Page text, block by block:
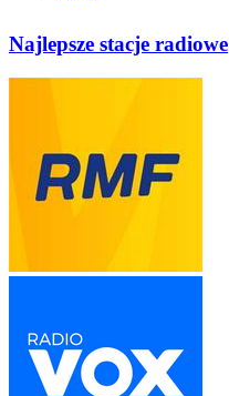
Najlepsze stacje radiowe